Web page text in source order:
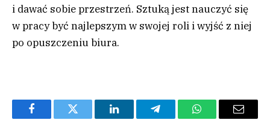
i dawać sobie przestrzeń. Sztuką jest nauczyć się
w pracy być najlepszym w swojej roli i wyjść z niej
po opuszczeniu biura.
FacebookTwitter LinkedInTelegramWhatsAppEmail